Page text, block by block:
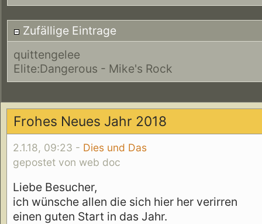
Zufällige Eintrage
quittengelee
Elite:Dangerous - Mike's Rock
Frohes Neues Jahr 2018
2.1.18, 09:23 - Dies und Das
gepostet von web doc
Liebe Besucher,
ich wünsche allen die sich hier her verirren
einen guten Start in das Jahr.